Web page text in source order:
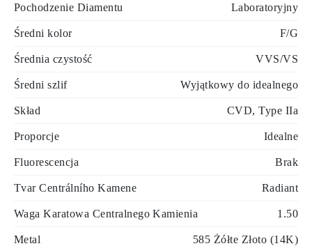
Pochodzenie Diamentu Laboratoryjny
Średni kolor F/G
Średnia czystość VVS/VS
Średni szlif Wyjątkowy do idealnego
Skład CVD, Type IIa
Proporcje Idealne
Fluorescencja Brak
Tvar Centrálního Kamene Radiant
Waga Karatowa Centralnego Kamienia 1.50
Metal 585 Żółte Złoto (14K)